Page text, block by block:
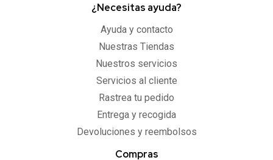
¿Necesitas ayuda?
Ayuda y contacto
Nuestras Tiendas
Nuestros servicios
Servicios al cliente
Rastrea tu pedido
Entrega y recogida
Devoluciones y reembolsos
Compras